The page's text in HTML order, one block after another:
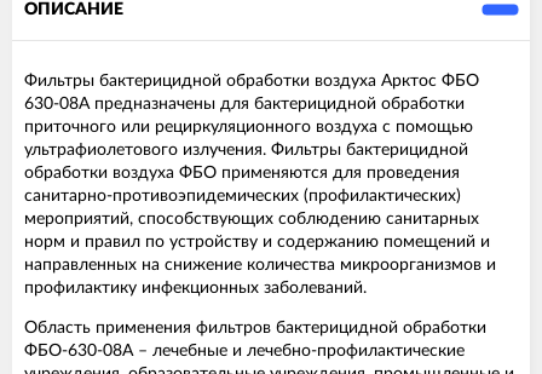
ОПИСАНИЕ
Фильтры бактерицидной обработки воздуха Арктос ФБО
630-08А предназначены для бактерицидной обработки
приточного или рециркуляционного воздуха с помощью
ультрафиолетового излучения. Фильтры бактерицидной
обработки воздуха ФБО применяются для проведения
санитарно-противоэпидемических (профилактических)
мероприятий, способствующих соблюдению санитарных
норм и правил по устройству и содержанию помещений и
направленных на снижение количества микроорганизмов и
профилактику инфекционных заболеваний.
Область применения фильтров бактерицидной обработки
ФБО-630-08A – лечебные и лечебно-профилактические